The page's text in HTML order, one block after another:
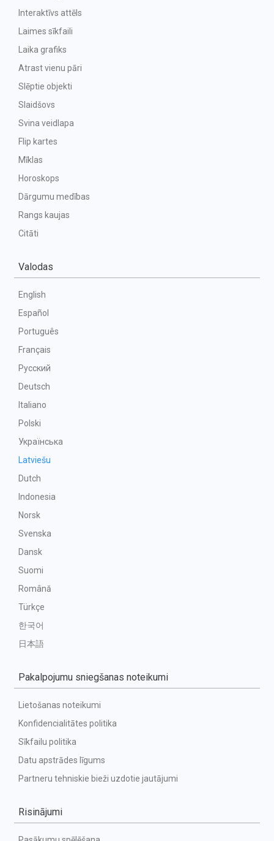
Interaktīvs attēls
Laimes sīkfaili
Laika grafiks
Atrast vienu pāri
Slēptie objekti
Slaidšovs
Svina veidlapa
Flip kartes
Mīklas
Horoskops
Dārgumu medības
Rangs kaujas
Citāti
Valodas
English
Español
Português
Français
Русский
Deutsch
Italiano
Polski
Українська
Latviešu
Dutch
Indonesia
Norsk
Svenska
Dansk
Suomi
Română
Türkçe
한국어
日本語
Pakalpojumu sniegšanas noteikumi
Lietošanas noteikumi
Konfidencialitātes politika
Sīkfailu politika
Datu apstrādes līgums
Partneru tehniskie bieži uzdotie jautājumi
Risinājumi